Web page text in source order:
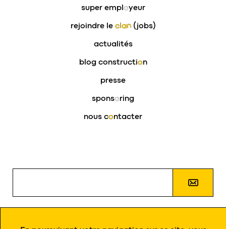
super employeur
rejoindre le clan (jobs)
actualités
blog construction
presse
sponsoring
nous contacter